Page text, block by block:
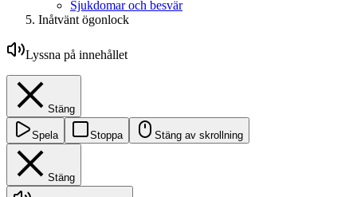
Sjukdomar och besvär
Inåtvänt ögonlock
Lyssna på innehållet
Stäng
Spela Stoppa Stäng av skrollning
Stäng